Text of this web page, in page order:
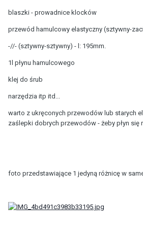
blaszki - prowadnice klocków
przewód hamulcowy elastyczny (sztywny-
-//- (sztywny-sztywny) - l: 195mm.
1l płynu hamulcowego
klej do śrub
narzędzia itp itd...
warto z ukręconych przewodów lub starych
zaślepki dobrych przewodów - żeby płyn się
foto przedstawiające 1 jedyną różnicę w